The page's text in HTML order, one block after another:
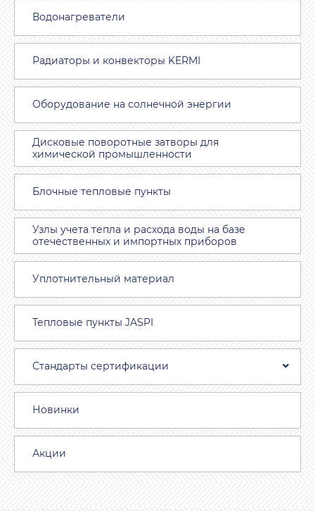
Водонагреватели
Радиаторы и конвекторы KERMI
Оборудование на солнечной энергии
Дисковые поворотные затворы для
химической промышленности
Блочные тепловые пункты
Узлы учета тепла и расхода воды на базе
отечественных и импортных приборов
Уплотнительный материал
Тепловые пункты JASPI
Стандарты сертификации
Новинки
Акции